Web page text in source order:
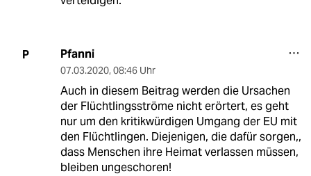
P Pfanni
07.03.2020, 08:46 Uhr
Auch in diesem Beitrag werden die Ursachen
der Flüchtlingsströme nicht erörtert, es geht
nur um den kritikwürdigen Umgang der EU mit
den Flüchtlingen. Diejenigen, die dafür sorgen,,
dass Menschen ihre Heimat verlassen müssen,
bleiben ungeschoren!